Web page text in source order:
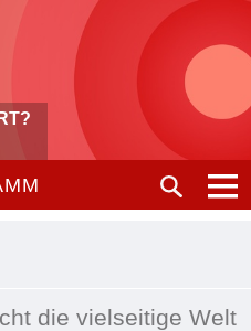
die vielseitige Welt